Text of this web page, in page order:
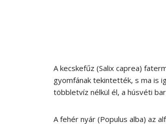
A kecskefűz (Salix caprea)
gyomfának tekintették, s ma is
többletvíz nélkül él, a húsvéti
A fehér nyár (Populus alba) az